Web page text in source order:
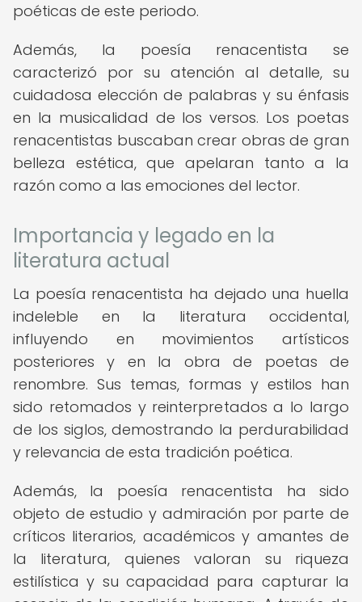
poéticas de este periodo.
Además, la poesía renacentista se
caracterizó por su atención al detalle, su
cuidadosa elección de palabras y su énfasis
en la musicalidad de los versos. Los poetas
renacentistas buscaban crear obras de gran
belleza estética, que apelaran tanto a la
razón como a las emociones del lector.
Importancia y legado en la
literatura actual
La poesía renacentista ha dejado una huella
indeleble en la literatura occidental,
influyendo en movimientos artísticos
posteriores y en la obra de poetas de
renombre. Sus temas, formas y estilos han
sido retomados y reinterpretados a lo largo
de los siglos, demostrando la perdurabilidad
y relevancia de esta tradición poética.
Además, la poesía renacentista ha sido
objeto de estudio y admiración por parte de
críticos literarios, académicos y amantes de
la literatura, quienes valoran su riqueza
estilística y su capacidad para capturar la